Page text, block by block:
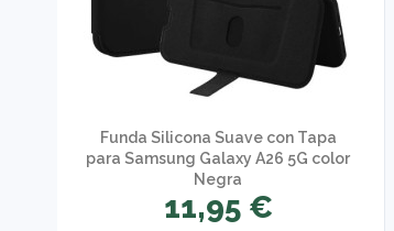
Funda Silicona Suave con Tapa
para Samsung Galaxy A26 5G color
Negra
11,95 €